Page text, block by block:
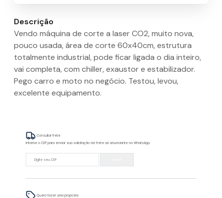
Descrição
Vendo máquina de corte a laser CO2, muito nova,
pouco usada, área de corte 60x40cm, estrutura
totalmente industrial, pode ficar ligada o dia inteiro,
vai completa, com chiller, exaustor e estabilizador.
Pego carro e moto no negócio. Testou, levou,
excelente equipamento.
Consultar frete
Informe o CEP para enviar sua solicitação de frete ao anunciante no WhatsApp.
Quero fazer uma proposta